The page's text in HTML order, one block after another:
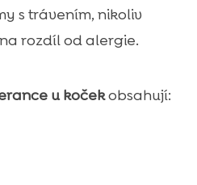
s trávením, nikoliv
rozdíl od alergie.
u kočekobsahují: